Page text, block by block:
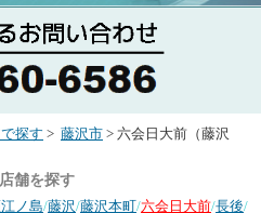
探す > 藤沢市 > 六会日大前（藤沢
舗を探す
ノ島/藤沢/藤沢本町 /六会日大前/長後/